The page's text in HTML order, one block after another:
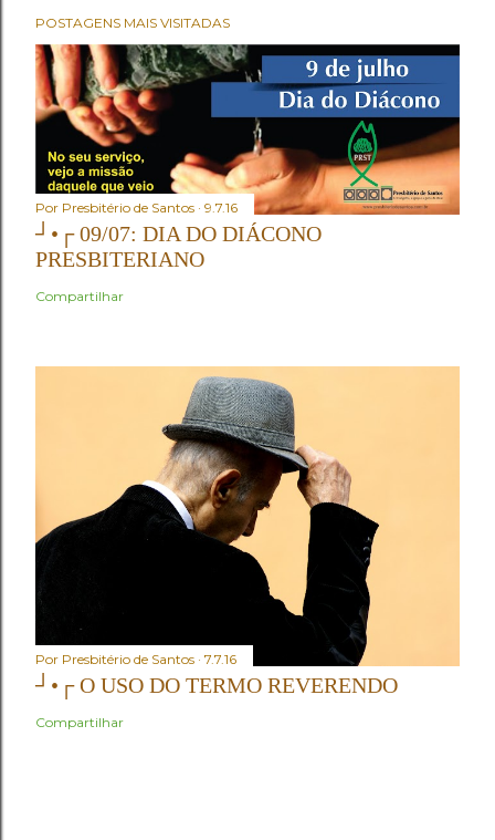
POSTAGENS MAIS VISITADAS
Por Presbitério de Santos 9.7.16
┘•┌ 09/07: DIA DO DIÁCONO
PRESBITERIANO
Compartilhar
Por Presbitério de Santos 7.7.16
┘•┌ O USO DO TERMO REVERENDO
Compartilhar